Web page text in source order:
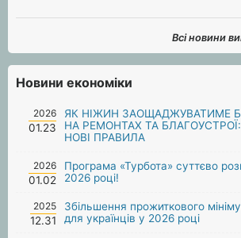
Всі новини
Новини економіки
2026
01.23
ЯК НІЖИН ЗАОЩАДЖУВАТИМЕ
НА РЕМОНТАХ ТА
НОВІ ПРАВИЛА
2026
01.02
Програма «Турбота» суттєво
2026 році!
2025
12.31
Збільшення прожиткового
для українців у 2026 році